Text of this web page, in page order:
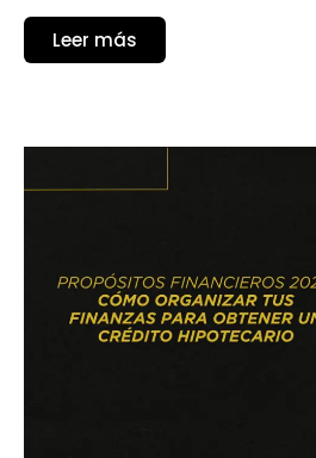
Leer más